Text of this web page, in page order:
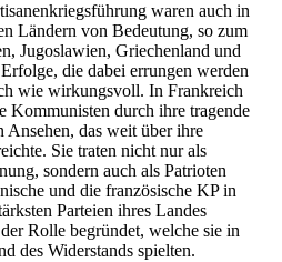
waren auch in
Ländern von Bedeutung, so zum
Jugoslawien, Griechenland und
die dabei errungen werden
wie wirkungsvoll. In Frankreich
Kommunisten durch ihre tragende
das weit über ihre
Sie traten nicht nur als
sondern auch als Patrioten
und die französische KP in
Parteien ihres Landes
Rolle begründet, welche sie in
des Widerstands spielten.